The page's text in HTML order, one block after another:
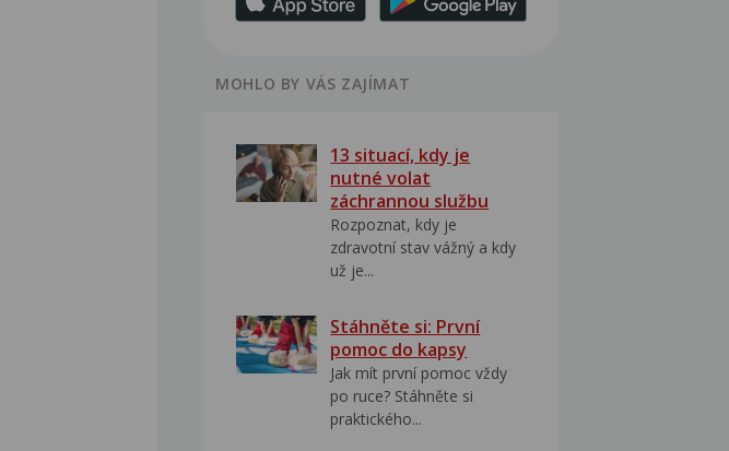
MOHLO BY VÁS ZAJÍMAT
13 situací, kdy je
nutné volat
záchrannou službu
Rozpoznat, kdy je
zdravotní stav vážný a kdy
už je...
Stáhněte si: První
pomoc do kapsy
Jak mít první pomoc vždy
po ruce? Stáhněte si
praktického...